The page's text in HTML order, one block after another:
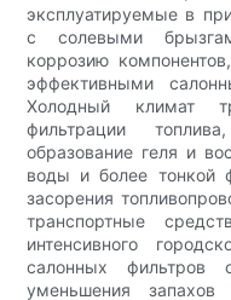
эксплуатируемые в
с солевыми
коррозию
эффективными
Холодный климат
фильтрации
образование геля и
воды и более тонкой
засорения
транспортные
интенсивного
салонных фильтров
уменьшения запахов